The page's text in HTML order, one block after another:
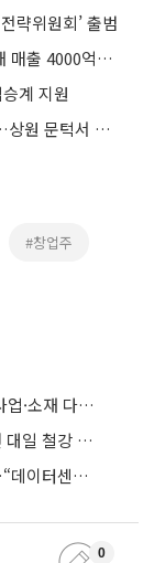
략위원회’ 출범
신영 2세 승계 지렛대 신영대농개발, 3년새 매출 4000억원대 디벨로퍼로 껑충…자본잠식도 해소
계 지원
美 클래리티 법안 연내 통과 가능성 13%…상원 문턱서 제동
#창업주
에코프로, 영업익 전년比 102.7%↑…신사업·소재 다각화 박차
日, 한국산 도금강판 덤핑 예비판정…내년 대일 철강 수출 ‘빨간불’
HD현대일렉트릭, 2분기 영업익 37%↑…“데이터센터 사업, 새로운 성장 축”
0